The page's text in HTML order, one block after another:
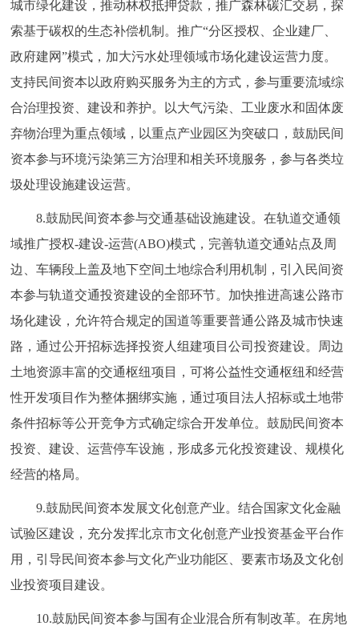
城市绿化建设，推动林权抵押贷款，推广森林碳汇交易，探
索基于碳权的生态补偿机制。推广“分区授权、企业建厂、
政府建网”模式，加大污水处理领域市场化建设运营力度。
支持民间资本以政府购买服务为主的方式，参与重要流域综
合治理投资、建设和养护。以大气污染、工业废水和固体废
弃物治理为重点领域，以重点产业园区为突破口，鼓励民间
资本参与环境污染第三方治理和相关环境服务，参与各类垃
圾处理设施建设运营。
8.鼓励民间资本参与交通基础设施建设。在轨道交通领
域推广授权-建设-运营(ABO)模式，完善轨道交通站点及周
边、车辆段上盖及地下空间土地综合利用机制，引入民间资
本参与轨道交通投资建设的全部环节。加快推进高速公路市
场化建设，允许符合规定的国道等重要普通公路及城市快速
路，通过公开招标选择投资人组建项目公司投资建设。周边
土地资源丰富的交通枢纽项目，可将公益性交通枢纽和经营
性开发项目作为整体捆绑实施，通过项目法人招标或土地带
条件招标等公开竞争方式确定综合开发单位。鼓励民间资本
投资、建设、运营停车设施，形成多元化投资建设、规模化
经营的格局。
9.鼓励民间资本发展文化创意产业。结合国家文化金融
试验区建设，充分发挥北京市文化创意产业投资基金平台作
用，引导民间资本参与文化产业功能区、要素市场及文化创
业投资项目建设。
10.鼓励民间资本参与国有企业混合所有制改革。在房地